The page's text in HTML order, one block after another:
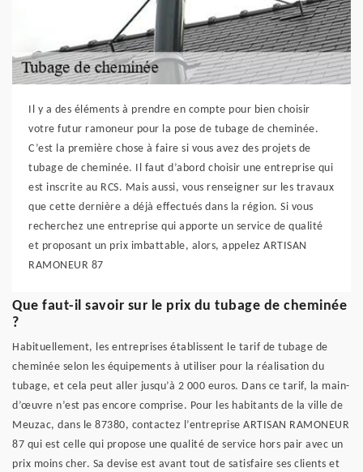
Il y a des éléments à prendre en compte pour bien choisir
votre futur ramoneur pour la pose de tubage de cheminée.
C’est la première chose à faire si vous avez des projets de
tubage de cheminée. Il faut d’abord choisir une entreprise qui
est inscrite au RCS. Mais aussi, vous renseigner sur les travaux
que cette dernière a déjà effectués dans la région. Si vous
recherchez une entreprise qui apporte un service de qualité
et proposant un prix imbattable, alors, appelez ARTISAN
RAMONEUR 87
Que faut-il savoir sur le prix du tubage de cheminée
?
Habituellement, les entreprises établissent le tarif de tubage de
cheminée selon les équipements à utiliser pour la réalisation du
tubage, et cela peut aller jusqu’à 2 000 euros. Dans ce tarif, la main-
d’œuvre n’est pas encore comprise. Pour les habitants de la ville de
Meuzac, dans le 87380, contactez l’entreprise ARTISAN RAMONEUR
87 qui est celle qui propose une qualité de service hors pair avec un
prix moins cher. Sa devise est avant tout de satisfaire ses clients et